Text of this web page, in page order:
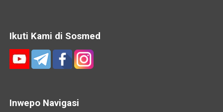
Ikuti Kami di Sosmed
Inwepo Navigasi